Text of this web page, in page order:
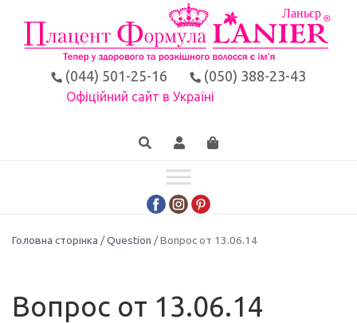
(044) 501-25-16 (050) 388-23-43
Офіційний сайт в Україні
Головна сторінка /Question / Вопрос от 13.06.14
Вопрос от 13.06.14